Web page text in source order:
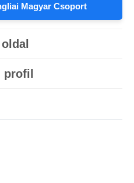
Magyar Csoport